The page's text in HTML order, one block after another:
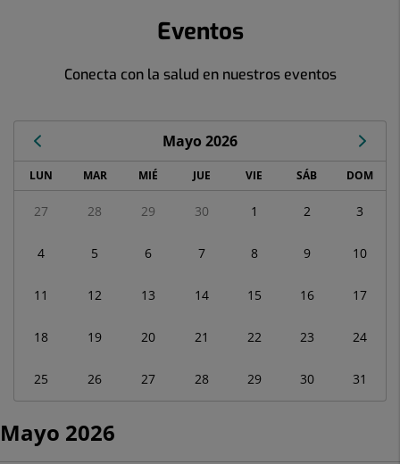
Eventos
Conecta con la salud en nuestros eventos
Mayo 2026
Calendario
de
Eventos
correspondiente
mayo
LUN MAR MIÉ JUE VIE SÁB DOM
27 28 29 30 1 2 3
4 5 6 7 8 9 10
11 12 13 14 15 16 17
18 19 20 21 22 23 24
25 26 27 28 29 30 31
Mayo 2026